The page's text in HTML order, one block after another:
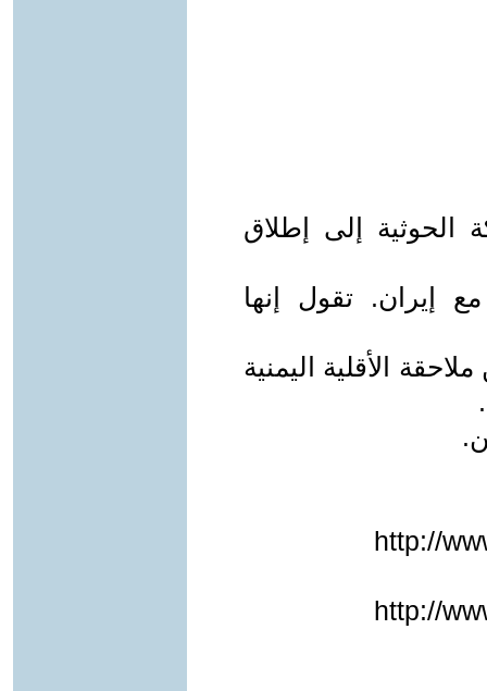
الحوثية إلى إطلاق
إيران. تقول إنها
الأقلية اليمنية
http://
http://